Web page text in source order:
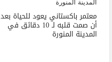
معتمر باكستاني يعود للحياة بعد
أن صمت قلبه لـ 10 دقائق في
المدينة المنورة